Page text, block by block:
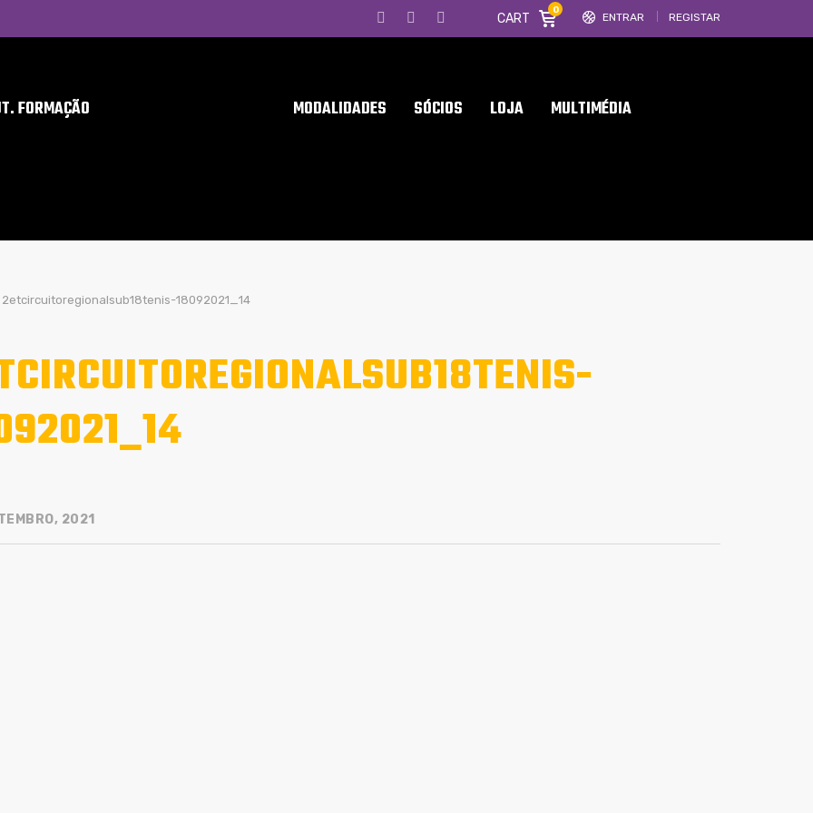
ENTRAR REGISTAR
CART
0
FORMAÇÃO MODALIDADES SÓCIOS LOJA MULTIMÉDIA
2etcircuitoregionalsub18tenis-18092021_14
2021